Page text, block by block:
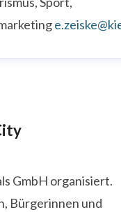
GmbH organisiert.
Bürgerinnen und